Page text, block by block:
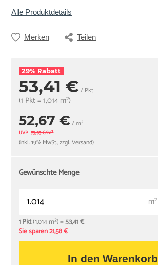
Alle Produktdetails
Merken Teilen
29% Rabatt
53,41 € / Pkt
(1 Pkt = 1,014 m²)
52,67 €/ m²
UVP 73,95 €/m²
(inkl. 19% MwSt., zzgl. Versand)
Gewünschte Menge
m²
1 Pkt(1,014 m²) =53,41 €
Sie sparen 21,58 €
In den Warenkorb